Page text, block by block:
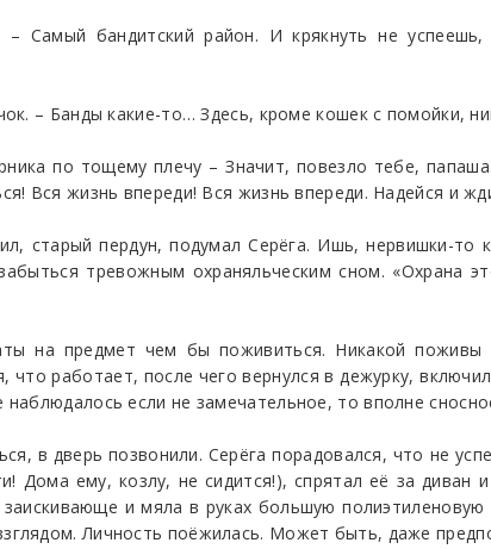
– Самый бандитский район. И крякнуть не
– Банды какие-то… Здесь, кроме кошек с помойки,
по тощему плечу – Значит, повезло тебе,
Вся жизнь впереди! Вся жизнь впереди. Надейся и
старый пердун, подумал Серёга. Ишь, нервишки-то
тревожным охраняльческим сном. «Охрана
на предмет чем бы поживиться. Никакой
работает, после чего вернулся в дежурку,
если не замечательное, то вполне
в дверь позвонили. Серёга порадовался, что не
Дома ему, козлу, не сидится!), спрятал её за
и мяла в руках большую
Личность поёжилась. Может быть, даже